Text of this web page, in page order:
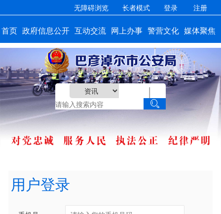
无障碍浏览 长者模式 登录 注册
首页 政府信息公开 互动交流 网上办事 警营文化 媒体聚焦
|

用户登录